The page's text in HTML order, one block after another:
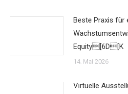
Beste Praxis für
Equity[6D[K
14. Mai 2026
Virtuelle